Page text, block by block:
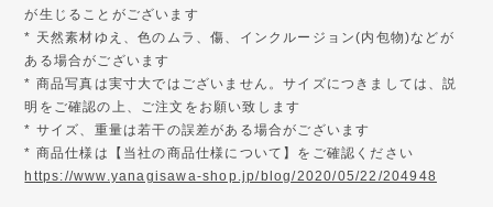
が生じることがございます
* 天然素材ゆえ、色のムラ、傷、インクルージョン(内包物)などが
ある場合がございます
* 商品写真は実寸大ではございません。サイズにつきましては、説
明をご確認の上、ご注文をお願い致します
* サイズ、重量は若干の誤差がある場合がございます
* 商品仕様は【当社の商品仕様について】をご確認ください
https://www.yanagisawa-shop.jp/blog/2020/05/22/204948